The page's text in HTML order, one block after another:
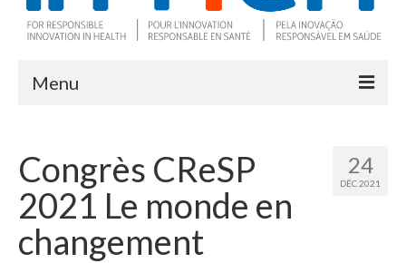
Menu
Ce qu’est l’IRS
Deux outils clés
Programme de recherche
24
DÉC 2021
Congrès CReSP
2021 Le monde en
changement